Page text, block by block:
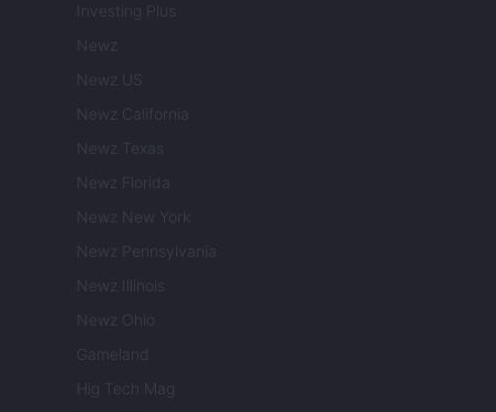
Investing Plus
Newz
Newz US
Newz California
Newz Texas
Newz Florida
Newz New York
Newz Pennsylvania
Newz Illinois
Newz Ohio
Gameland
Hig Tech Mag